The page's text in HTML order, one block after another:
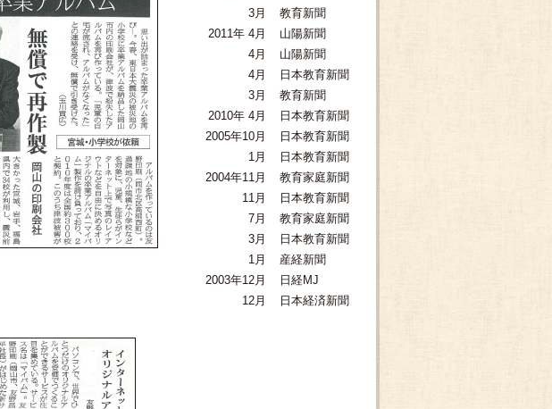
3月
教育新聞
2011年 4月
山陽新聞
4月
山陽新聞
4月
日本教育新聞
3月
教育新聞
2010年 4月
日本教育新聞
2005年10月
日本教育新聞
1月
日本教育新聞
2004年11月
教育家庭新聞
11月
日本教育新聞
7月
教育家庭新聞
3月
日本教育新聞
1月
産経新聞
2003年12月
日経MJ
12月
日本経済新聞